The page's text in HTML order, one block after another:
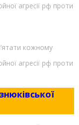
агресії рф проти
кожному
агресії рф проти